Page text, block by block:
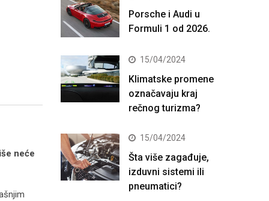
neće
Porsche i Audi u
Formuli 1 od 2026.
15/04/2024
Klimatske promene
označavaju kraj
rečnog turizma?
15/04/2024
Šta više zagađuje,
izduvni sistemi ili
pneumatici?